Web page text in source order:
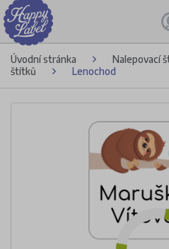
Úvodní stránka Nalepovací
štítků
Lenochod